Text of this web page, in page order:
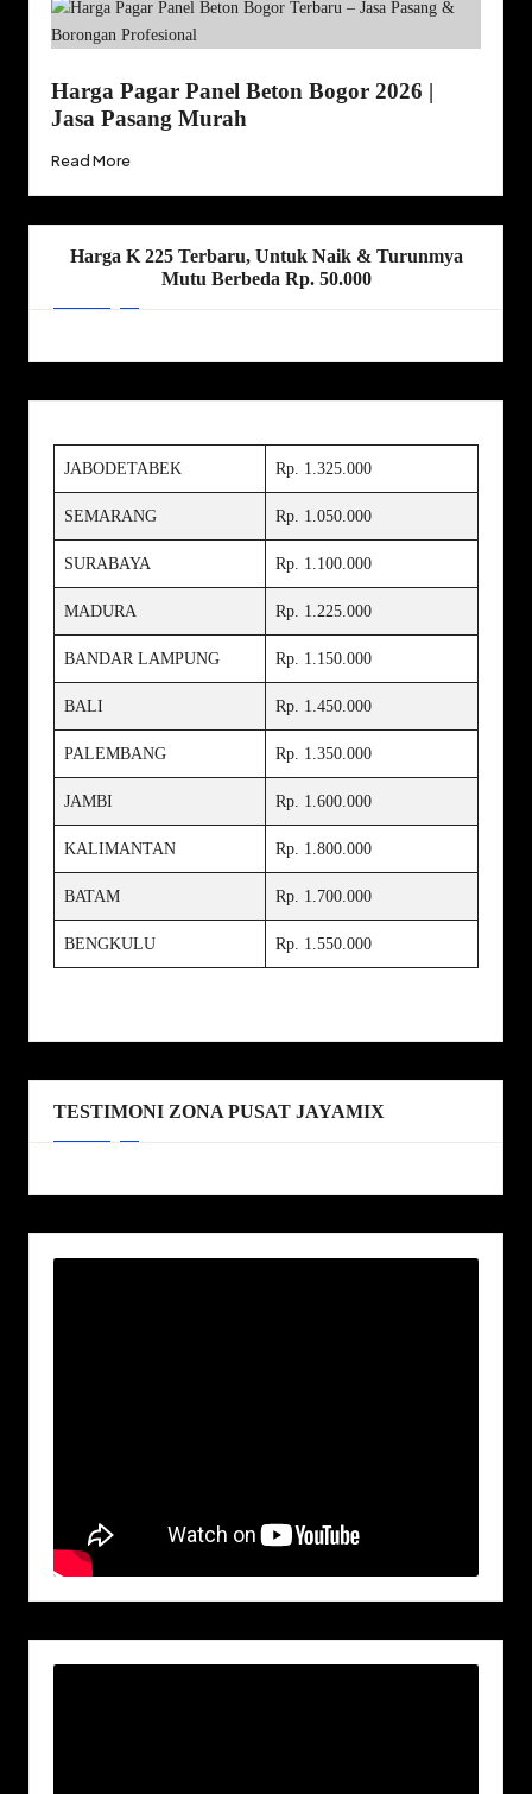
Harga Pagar Panel Beton Bogor 2026 |
Jasa Pasang Murah
Read More
Harga K 225 Terbaru, Untuk Naik & Turunmya
Mutu Berbeda Rp. 50.000
JABODETABEK Rp. 1.325.000
SEMARANG Rp. 1.050.000
SURABAYA Rp. 1.100.000
MADURA Rp. 1.225.000
BANDAR LAMPUNG Rp. 1.150.000
BALI Rp. 1.450.000
PALEMBANG Rp. 1.350.000
JAMBI Rp. 1.600.000
KALIMANTAN Rp. 1.800.000
BATAM Rp. 1.700.000
BENGKULU Rp. 1.550.000
TESTIMONI ZONA PUSAT JAYAMIX